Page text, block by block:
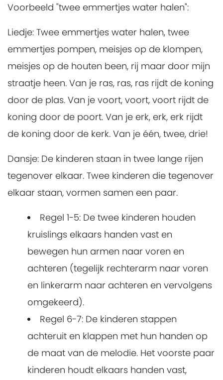
Voorbeeld "twee emmertjes water halen":
Liedje: Twee emmertjes water halen, twee
emmertjes pompen, meisjes op de klompen,
meisjes op de houten been, rij maar door mijn
straatje heen. Van je ras, ras, ras rijdt de koning
door de plas. Van je voort, voort, voort rijdt de
koning door de poort. Van je erk, erk, erk rijdt
de koning door de kerk. Van je één, twee, drie!
Dansje: De kinderen staan in twee lange rijen
tegenover elkaar. Twee kinderen die tegenover
elkaar staan, vormen samen een paar.
Regel 1-5: De twee kinderen houden
kruislings elkaars handen vast en
bewegen hun armen naar voren en
achteren (tegelijk rechterarm naar voren
en linkerarm naar achteren en vervolgens
omgekeerd).
Regel 6-7: De kinderen stappen
achteruit en klappen met hun handen op
de maat van de melodie. Het voorste paar
kinderen houdt elkaars handen vast,